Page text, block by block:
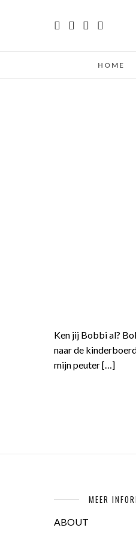
HOME
Ken jij Bobbi al?
naar de
mijn peuter […]
MEER
ABOUT